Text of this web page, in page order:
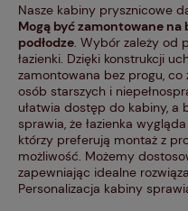
Nasze kabiny prysznicowe
Mogą być zamontowane
podłodze. Wybór zależy od
łazienki. Dzięki konstrukcji
zamontowana bez progu, co
osób starszych i
ułatwia dostęp do kabiny, a
sprawia, że łazienka
którzy preferują montaż z
możliwość. Możemy
zapewniając idealne
Personalizacja kabiny